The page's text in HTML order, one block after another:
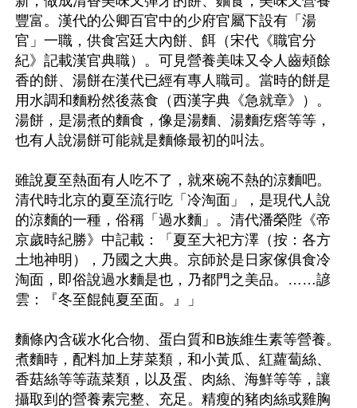
豐富。漢代的公卿百官中的少府官屬下設有「湯
官」一職，供食宮廷大內餅、餌（宋代《職官分
紀》記載漢官典職）。可見營養美味又令人齒頰餘
香的餅、湯餅在漢代已經有專人職司。當時的餅是
用水調和麵粉然後蒸食（西漢字典《急就章》）。
湯餅，是湯煮的麵食，像是湯麵、湯麵疙瘩等等，
也有人說湯餅可能就是麵條最初的叫法。
雖說夏至熱面有人吃不了，就來碗不熱的涼麵吧。
清代時北京的夏至流行吃「冷淘面」，是現代人說
的涼麵的一種，俗稱「過水麵」。清代潘榮陛《帝
京歲時紀勝》中記載：「夏至大祀方澤（按：各方
土地神明），乃國之大典。京師於是日家傢俱食冷
淘面，即俗說過水麵是也，乃都門之美品。……諺
雲：『冬至餛飩夏至面。』」
麵條內含碳水化合物、蛋白質和B族維生素等營養。
煮麵時，配料加上芽菜類，和小黃瓜、紅蘿蔔絲、
香菇絲等等蔬菜類，以及蛋、肉絲、海鮮等等，讓
攝取到的營養素完整、充足。精瘦的豬肉絲或雞胸